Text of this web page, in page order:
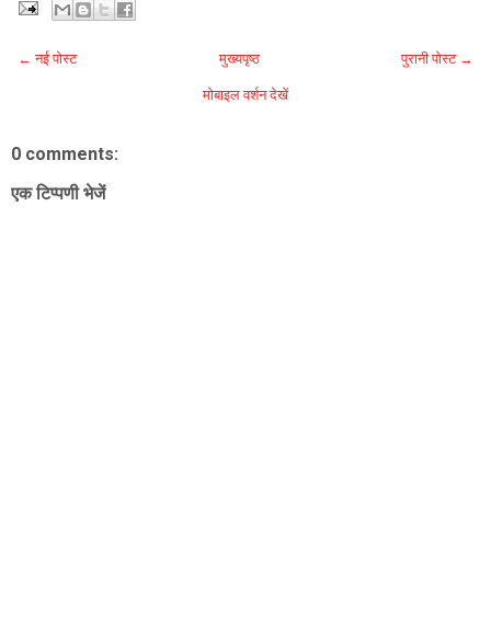
← नई पोस्ट पुरानी पोस्ट →
मुख्यपृष्ठ
मोबाइल वर्शन देखें
0 comments:
एक टिप्पणी भेजें